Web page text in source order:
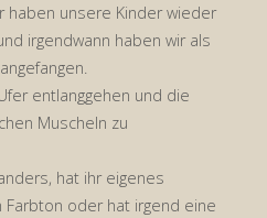
haben unsere Kinder wieder
irgendwann haben wir als
entlanggehen und die
Muscheln zu
hat ihr eigenes
oder hat irgend eine